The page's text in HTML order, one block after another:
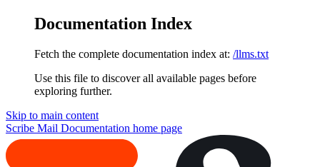
Documentation Index
Fetch the complete documentation index at: /llms.txt
Use this file to discover all available pages before
exploring further.
Skip to main content
Scribe Mail Documentation home page